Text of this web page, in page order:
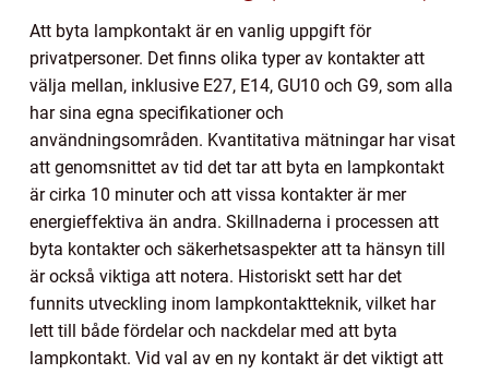
Att byta lampkontakt är en vanlig uppgift för
privatpersoner. Det finns olika typer av kontakter att
välja mellan, inklusive E27, E14, GU10 och G9, som alla
har sina egna specifikationer och
användningsområden. Kvantitativa mätningar har visat
att genomsnittet av tid det tar att byta en lampkontakt
är cirka 10 minuter och att vissa kontakter är mer
energieffektiva än andra. Skillnaderna i processen att
byta kontakter och säkerhetsaspekter att ta hänsyn till
är också viktiga att notera. Historiskt sett har det
funnits utveckling inom lampkontaktteknik, vilket har
lett till både fördelar och nackdelar med att byta
lampkontakt. Vid val av en ny kontakt är det viktigt att